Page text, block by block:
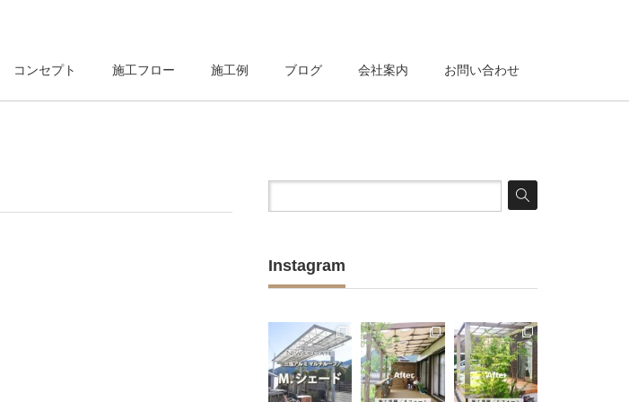
コンセプト 施工フロー 施工例 ブログ 会社案内 お問い合わせ
Instagram